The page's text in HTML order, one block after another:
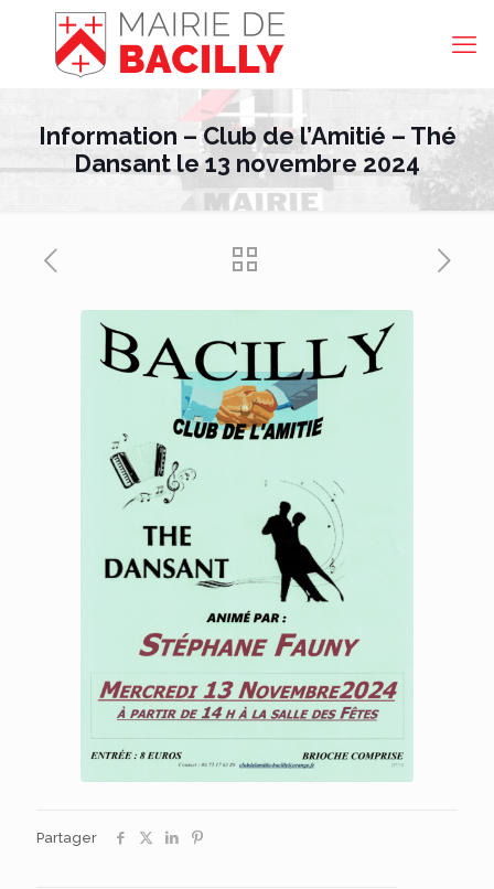
Information – Club de l’Amitié – Thé
Dansant le 13 novembre 2024
Partager